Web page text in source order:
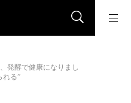
発酵で健康になりまし
れる”